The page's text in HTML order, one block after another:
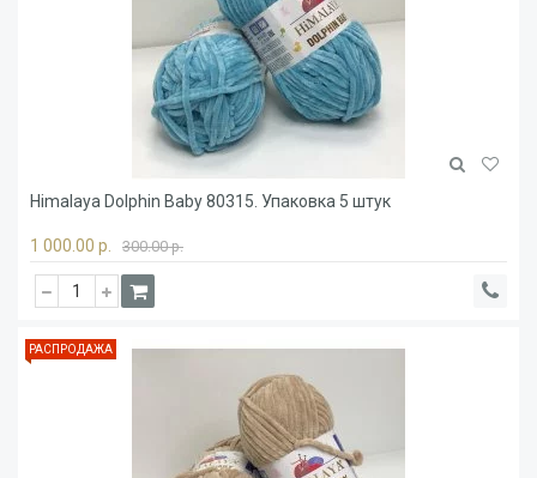
Himalaya Dolphin Baby 80315. Упаковка 5 штук
1 000.00 р. 300.00 р.
РАСПРОДАЖА